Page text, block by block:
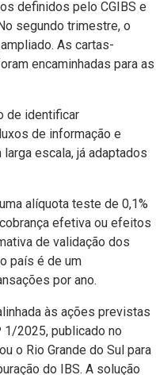
definidos pelo CGIBS e
segundo trimestre, o
As cartas-
encaminhadas para as
de identificar
de informação e
escala, já adaptados
alíquota teste de 0,1%
efetiva ou efeitos
de validação dos
país é de um
por ano.
às ações previstas
1/2025, publicado no
o Rio Grande do Sul para
do IBS. A solução